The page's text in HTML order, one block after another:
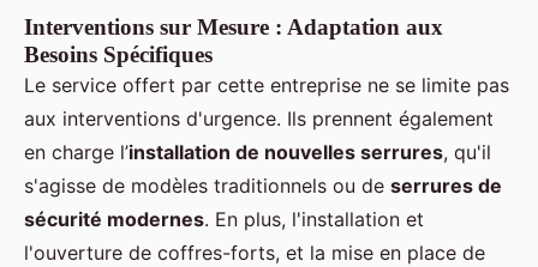
Interventions sur Mesure : Adaptation aux
Besoins Spécifiques
Le service offert par cette entreprise ne se limite pas
aux interventions d'urgence. Ils prennent également
en charge l’installation de nouvelles serrures, qu'il
s'agisse de modèles traditionnels ou de serrures de
sécurité modernes. En plus, l'installation et
l'ouverture de coffres-forts, et la mise en place de